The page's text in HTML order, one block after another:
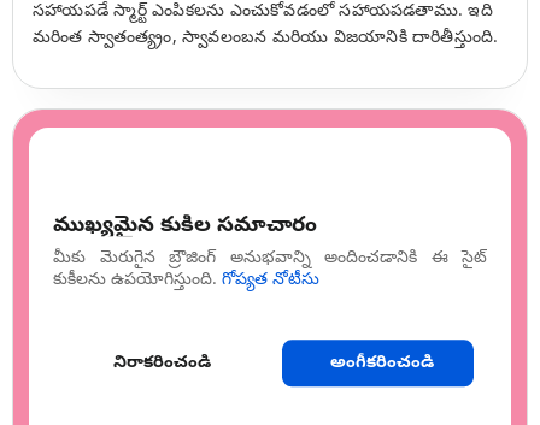
సహాయపడే స్మార్ట్ ఎంపికలను ఎంచుకోవడంలో సహాయపడతాము. ఇది
మరింత స్వాతంత్య్రం, స్వావలంబన మరియు విజయానికి దారితీస్తుంది.
ముఖ్యమైన కుకీల సమాచారం
మీకు మెరుగైన బ్రౌజింగ్ అనుభవాన్ని అందించడానికి ఈ సైట్
కుకీలను ఉపయోగిస్తుంది. గోప్యత నోటీసు
నిరాకరించండి అంగీకరించండి